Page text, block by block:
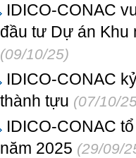
IDICO-CONAC
đầu tư Dự án Khu
(09/10/25)
IDICO-CONAC
thành tựu (07/10/
IDICO-CONAC
năm 2025 (29/09/